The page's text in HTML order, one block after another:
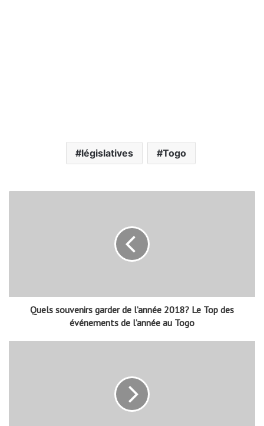
législatives Togo
Quels souvenirs garder de l’année 2018? Le Top des
événements de l’année au Togo